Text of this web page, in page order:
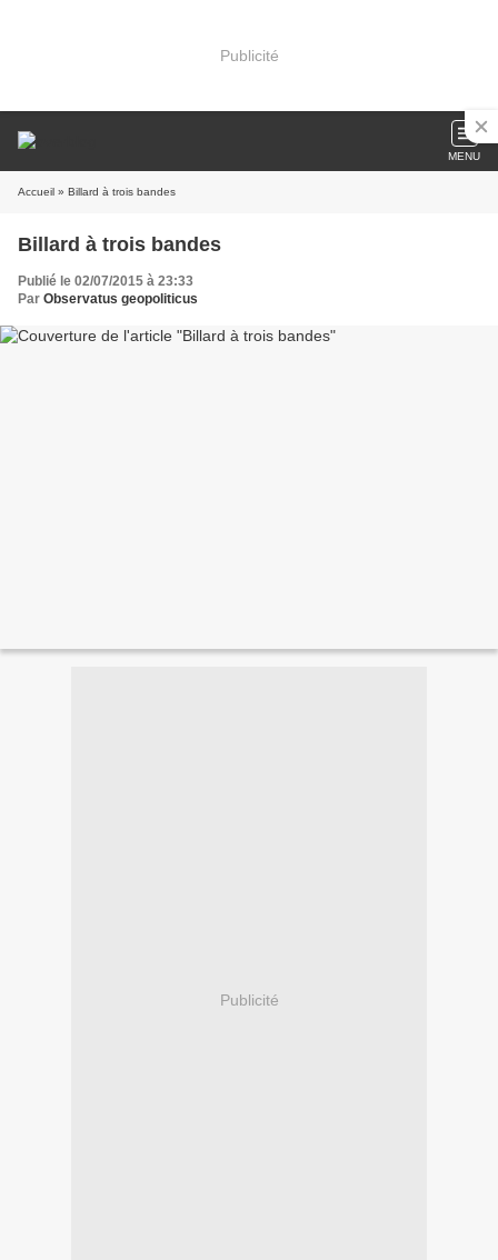
Publicité
MENU
Accueil » Billard à trois bandes
Billard à trois bandes
Publié le 02/07/2015 à 23:33
Par Observatus geopoliticus
Publicité